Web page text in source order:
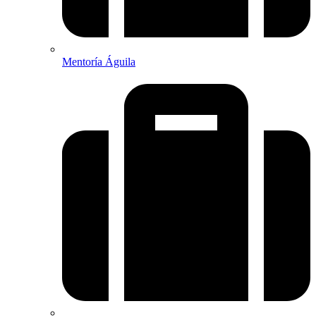
Mentoría Águila